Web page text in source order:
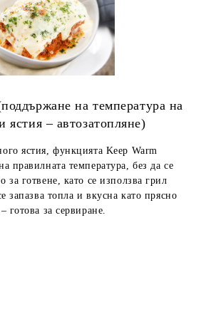
на температура на
ястия – автозатопляне)
ястия, функцията Keep Warm
правилната температура, без да се
за готвене, като се използва грил
запазва топла и вкусна като прясно
готова за сервиране.